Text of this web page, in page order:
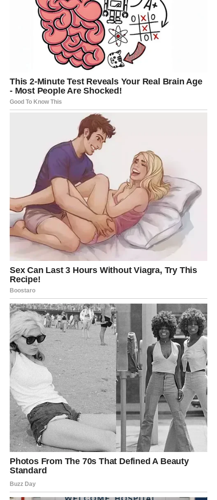
Device će tokom vikenda konačno spustiti emotivne
zidove koje su dugo gradile. Iskren razgovor sa osobom
koja vam je važna doneće mnogo više razumevanja i
Slobodne Device mogu upoznati nekoga ko deli njihove
životne vrednosti i sa kim će razgovor teći sasvim
prirodno.
Vagama se srce ponovo otvara prema ljubavi. Ovaj vikend
donosi mnogo nežnosti, lepih reči i prijatnih iznenađenja.
Ako ste slobodni, moguće je poznanstvo koje će vam
vratiti osmeh i pokazati da prava osoba dolazi onda kada
je najmanje očekujete.
Zauzete Vage uživaće u pažnji partnera i zajedničkim
trenucima ispunjenim romantikom.
Škorpija
Škorpijama dolazi period u kojem će emocije biti mnogo
jasnije. Ako ste u vezi, rešavanje jedne dileme doneće
vam veliko olakšanje i još više poverenja.
Slobodne Škorpije imaju mogućnost da upoznaju osobu